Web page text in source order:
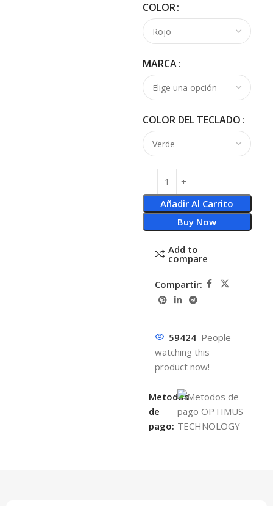
COLOR
MARCA
COLOR DEL TECLADO
Añadir Al Carrito
Buy Now
Add to
compare
Compartir:
59424 People
watching this
product now!
Metodos
de
pago: